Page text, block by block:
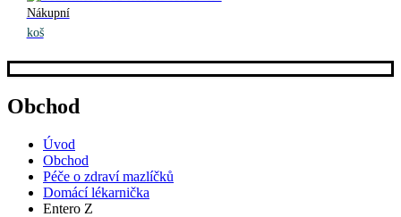
Nákupní
koš
Obchod
Úvod
Obchod
Péče o zdraví mazlíčků
Domácí lékarnička
Entero Z